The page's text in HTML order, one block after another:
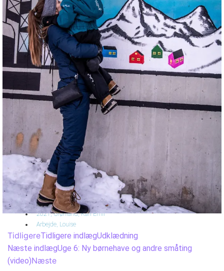
2021,Grønland,Karl Emil
Arbejde, Louise
TidligereTidligere indlægUdklædning
Næste indlægUge 6: Ny børnehave og andre småting
(video)Næste